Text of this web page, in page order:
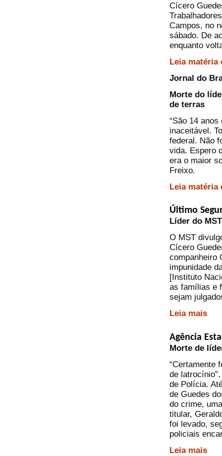
Cícero
Campos, no
sábado. De
enquanto
Leia matéria
Jornal do
Morte do
de terras
“São 14
inaceitável.
federal. Não
vida. Espero
era o maior
Freixo.
Leia matéria
Último
Líder do
O MST
Cícero
companheiro
impunidade
[Instituto
as famílias e
sejam
Leia mais
Agência
Morte de
“Certamente
de
de Polícia.
de Guedes
do crime,
titular,
foi levado,
policiais
Leia mais